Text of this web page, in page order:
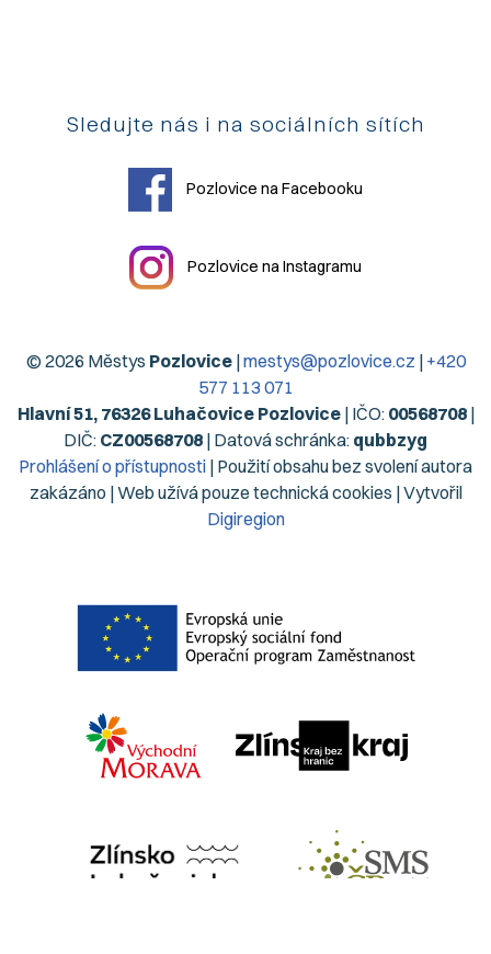
Sledujte nás i na sociálních sítích
Pozlovice na Facebooku
Pozlovice na Instagramu
© 2026 Městys Pozlovice|mestys@pozlovice.cz | +420
577 113 071
Hlavní 51, 76326 Luhačovice Pozlovice| IČO: 00568708|
DIČ: CZ00568708 | Datová schránka: qubbzyg
Prohlášení o přístupnosti | Použití obsahu bez svolení autora
zakázáno | Web užívá pouze technická cookies | Vytvořil
Digiregion